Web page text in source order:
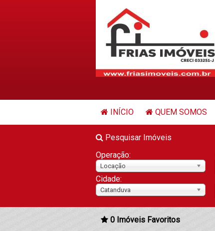
INÍCIO QUEM SOMOS
Pesquisar Imóveis
Operação:
Locação
Cidade:
Catanduva
0 Imóveis Favoritos